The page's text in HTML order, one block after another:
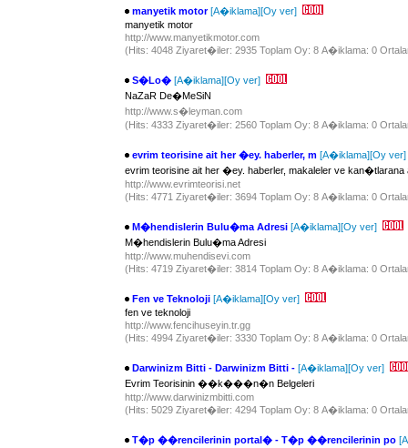
manyetik motor [A�iklama][Oy ver]
manyetik motor
http://www.manyetikmotor.com
(Hits: 4048 Ziyaret�iler: 2935 Toplam Oy: 8 A�iklama: 0
S�Lo� [A�iklama][Oy ver]
NaZaR De�MeSiN
http://www.s�leyman.com
(Hits: 4333 Ziyaret�iler: 2560 Toplam Oy: 8 A�iklama: 0
evrim teorisine ait her �ey. haberler, m [A�iklama][Oy ver]
evrim teorisine ait her �ey. haberler, makaleler ve
http://www.evrimteorisi.net
(Hits: 4771 Ziyaret�iler: 3694 Toplam Oy: 8 A�iklama: 0
M�hendislerin Bulu�ma Adresi [A�iklama][Oy ver]
M�hendislerin Bulu�ma Adresi
http://www.muhendisevi.com
(Hits: 4719 Ziyaret�iler: 3814 Toplam Oy: 8 A�iklama: 0
Fen ve Teknoloji [A�iklama][Oy ver]
fen ve teknoloji
http://www.fencihuseyin.tr.gg
(Hits: 4994 Ziyaret�iler: 3330 Toplam Oy: 8 A�iklama: 0
Darwinizm Bitti - Darwinizm Bitti - [A�iklama][Oy ver]
Evrim Teorisinin ��k���n�n Belgeleri
http://www.darwinizmbitti.com
(Hits: 5029 Ziyaret�iler: 4294 Toplam Oy: 8 A�iklama: 0
T�p ��rencilerinin portal� - T�p ��rencilerinin po